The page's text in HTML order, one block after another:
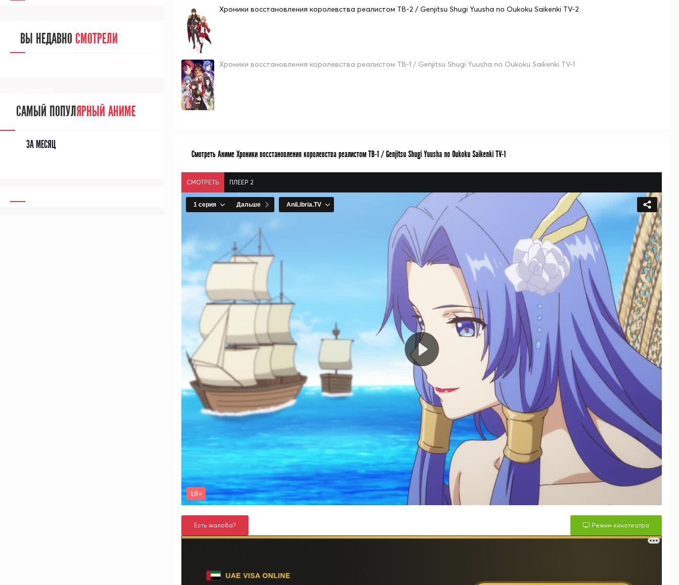
Хроники восстановления королевства реалистом ТВ-2 / Genjitsu Shugi Yuusha no Oukoku Saikenki TV-2
Хроники восстановления королевства реалистом ТВ-1 / Genjitsu Shugi Yuusha no Oukoku Saikenki TV-1
Смотреть Аниме Хроники восстановления королевства реалистом ТВ-1 / Genjitsu Shugi Yuusha no Oukoku Saikenki TV-1
СМОТРЕТЬ ПЛЕЕР 2
Есть жалоба? Режим кинотеатра
ВЫ НЕДАВНО СМОТРЕЛИ
САМЫЙ ПОПУЛЯРНЫЙ АНИМЕ
ЗА МЕСЯЦ